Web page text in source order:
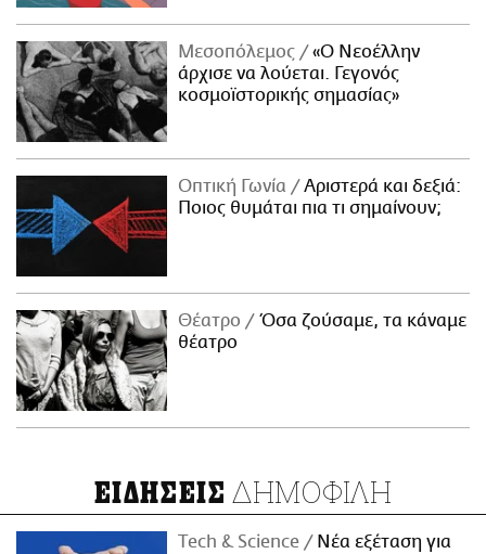
Μεσοπόλεμος
«Ο Νεοέλλην
άρχισε να λούεται. Γεγονός
κοσμοϊστορικής σημασίας»
Οπτική Γωνία
Αριστερά και δεξιά:
Ποιος θυμάται πια τι σημαίνουν;
Θέατρο
Όσα ζούσαμε, τα κάναμε
θέατρο
ΕΙΔΗΣΕΙΣ ΔΗΜΟΦΙΛΗ
Τech & Science Νέα εξέταση για